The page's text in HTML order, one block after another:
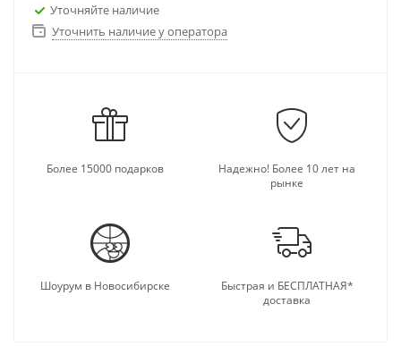
несут в себе определенную энергетическую силу,
помогают в работе, делах, активизируют
руководителям и коллегам, так как камни на
сувенирах добавляют изящность и элитность
подарку.
Уточняйте наличие
Уточнить наличие у оператора
Более 15000 подарков
Надежно! Более 10 лет на
рынке
Шоурум в Новосибирске
Быстрая и БЕСПЛАТНАЯ*
доставка